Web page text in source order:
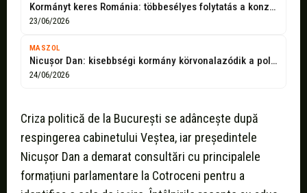
Kormányt keres Románia: többesélyes folytatás a konzultációk után
23/06/2026
MASZOL
Nicușor Dan: kisebbségi kormány körvonalazódik a politikai patthelyzetben
24/06/2026
Criza politică de la București se adâncește după
respingerea cabinetului Veștea, iar președintele
Nicușor Dan a demarat consultări cu principalele
formațiuni parlamentare la Cotroceni pentru a